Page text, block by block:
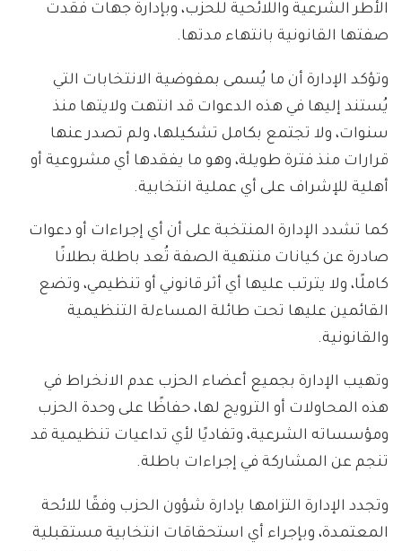
الأطر الشرعية واللائحية للحزب، وبإدارة جهات فقدت
صفتها القانونية بانتهاء مدتها.
وتؤكد الإدارة أن ما يُسمى بمفوضية الانتخابات التي
يُستند إليها في هذه الدعوات قد انتهت ولايتها منذ
سنوات، ولا تجتمع بكامل تشكيلها، ولم تصدر عنها
قرارات منذ فترة طويلة، وهو ما يفقدها أي مشروعية أو
أهلية للإشراف على أي عملية انتخابية.
كما تشدد الإدارة المنتخبة على أن أي إجراءات أو دعوات
صادرة عن كيانات منتهية الصفة تُعد باطلة بطلانًا
كاملًا، ولا يترتب عليها أي أثر قانوني أو تنظيمي، وتضع
القائمين عليها تحت طائلة المساءلة التنظيمية
والقانونية.
وتهيب الإدارة بجميع أعضاء الحزب عدم الانخراط في
هذه المحاولات أو الترويج لها، حفاظًا على وحدة الحزب
ومؤسساته الشرعية، وتفاديًا لأي تداعيات تنظيمية قد
تنجم عن المشاركة في إجراءات باطلة.
وتجدد الإدارة التزامها بإدارة شؤون الحزب وفقًا للائحة
المعتمدة، وبإجراء أي استحقاقات انتخابية مستقبلية